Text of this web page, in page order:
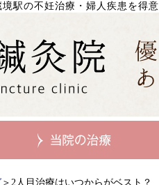
駅の不妊治療・婦人疾患を得
＞2人目治療はいつからがベスト？